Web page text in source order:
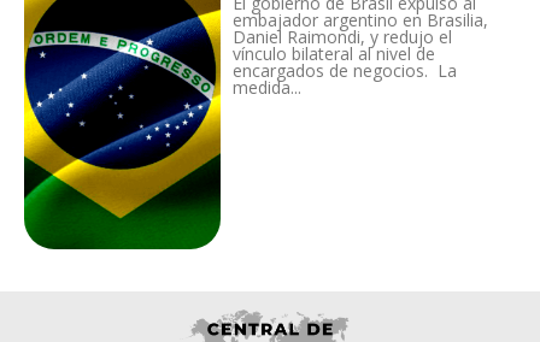
embajador argentino en Brasilia,
Daniel Raimondi, y redujo el
vínculo bilateral al nivel de
encargados de negocios. La
medida...